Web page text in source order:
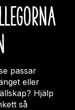
passar
eller
Hjälp
så